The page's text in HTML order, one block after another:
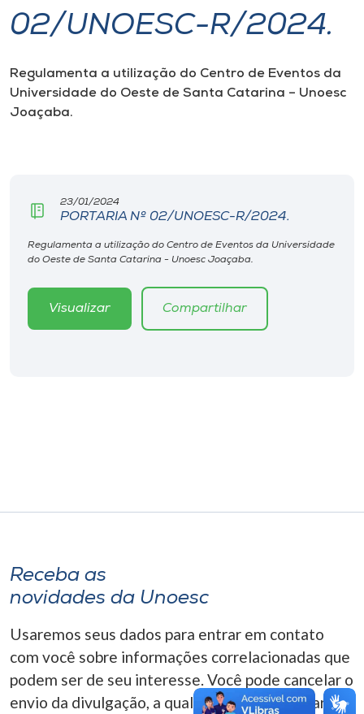
I.nova
Diplomados
Rádio
A+
02/UNOESC-R/2024.
Regulamenta a utilização do Centro de Eventos da
Universidade do Oeste de Santa Catarina – Unoesc
Joaçaba.
23/01/2024
PORTARIA Nº 02/UNOESC-R/2024.
Regulamenta a utilização do Centro de Eventos da Universidade
do Oeste de Santa Catarina - Unoesc Joaçaba.
Visualizar Compartilhar
Receba as
novidades da Unoesc
Usaremos seus dados para entrar em contato
com você sobre informações correlacionadas que
podem ser de seu interesse. Você pode cancelar o
envio da divulgação, a qualquer momento. Para